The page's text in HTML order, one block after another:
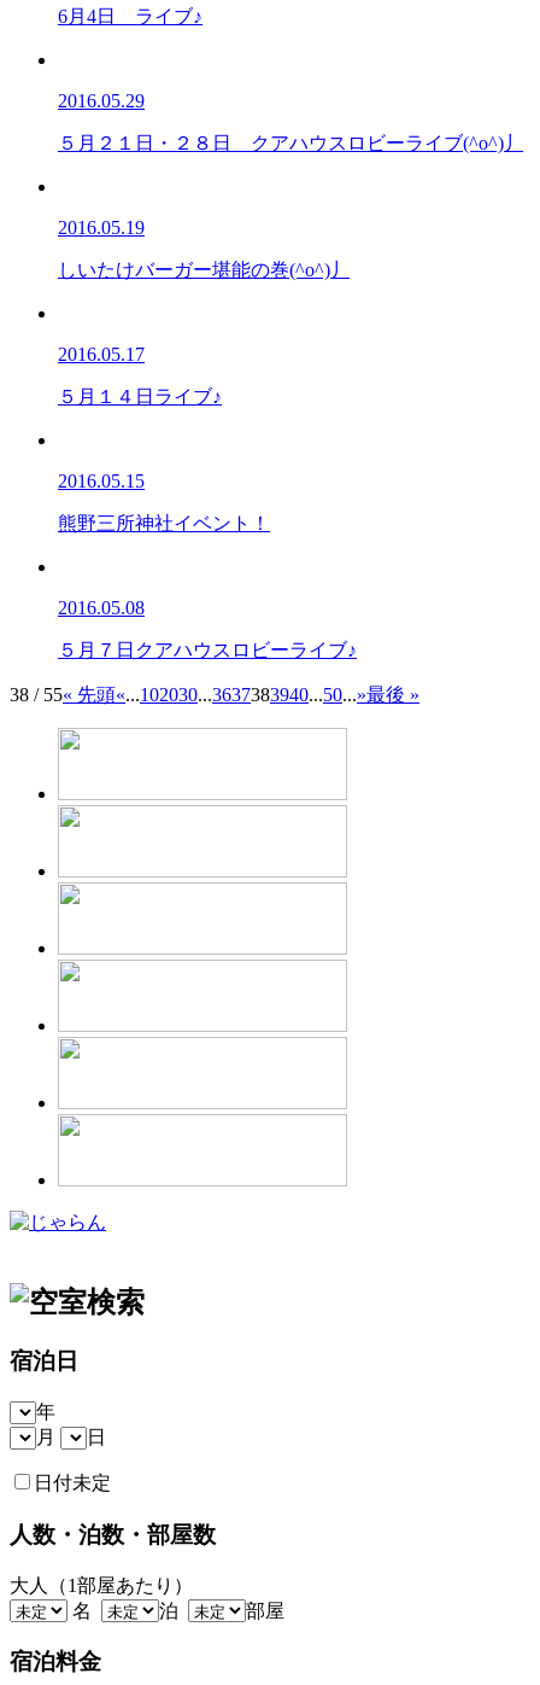
6月4日 ライブ♪
2016.05.29
５月２１日・２８日 クアハウスロビーライブ(^o^)丿
2016.05.19
しいたけバーガー堪能の巻(^o^)丿
2016.05.17
５月１４日ライブ♪
2016.05.15
熊野三所神社イベント！
2016.05.08
５月７日クアハウスロビーライブ♪
38 / 55« 先頭«...102030...3637383940...50...»最後 »
宿泊日
年
月
日
日付未定
人数・泊数・部屋数
大人（1部屋あたり）
名
泊 部屋
宿泊料金